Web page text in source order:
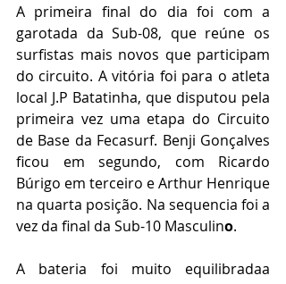
A primeira final do dia foi com a
garotada da Sub-08, que reúne os
surfistas mais novos que participam
do circuito. A vitória foi para o atleta
local J.P Batatinha, que disputou pela
primeira vez uma etapa do Circuito
de Base da Fecasurf. Benji Gonçalves
ficou em segundo, com Ricardo
Búrigo em terceiro e Arthur Henrique
na quarta posição. Na sequencia foi a
vez da final da Sub-10 Masculino.
A bateria foi muito equilibradaa